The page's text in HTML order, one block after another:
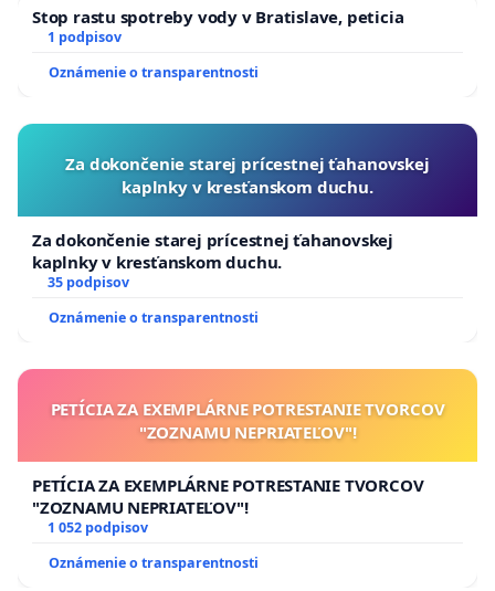
Stop rastu spotreby vody v Bratislave, peticia
1 podpisov
Oznámenie o transparentnosti
Za dokončenie starej prícestnej ťahanovskej
kaplnky v kresťanskom duchu.
Za dokončenie starej prícestnej ťahanovskej
kaplnky v kresťanskom duchu.
35 podpisov
Oznámenie o transparentnosti
PETÍCIA ZA EXEMPLÁRNE POTRESTANIE TVORCOV
"ZOZNAMU NEPRIATEĽOV"!
PETÍCIA ZA EXEMPLÁRNE POTRESTANIE TVORCOV
"ZOZNAMU NEPRIATEĽOV"!
1 052 podpisov
Oznámenie o transparentnosti